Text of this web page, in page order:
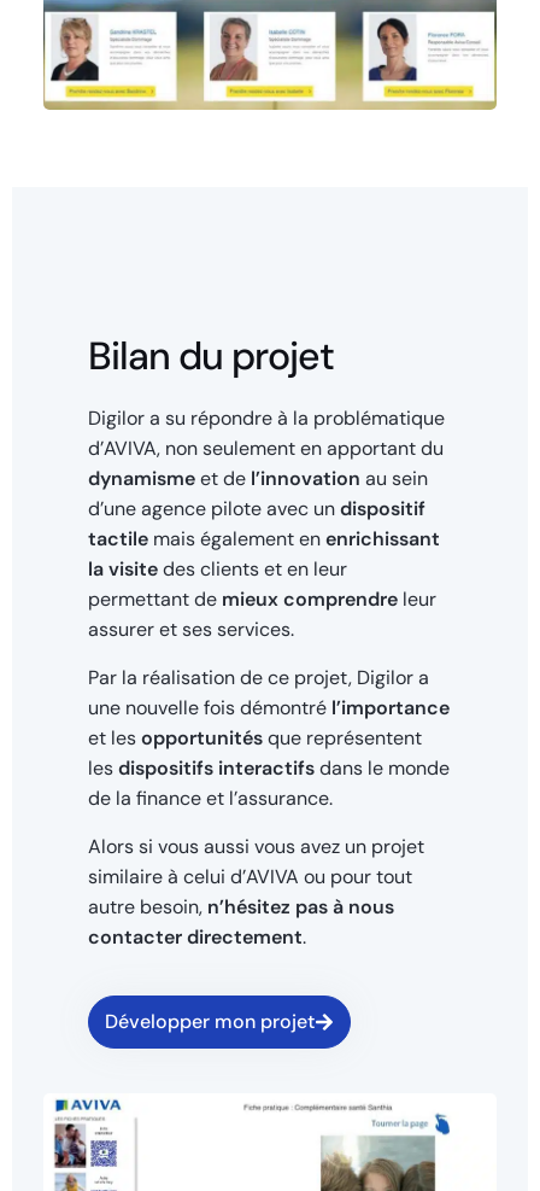
Bilan du projet
Digilor a su répondre à la problématique
d’AVIVA, non seulement en apportant du
dynamismeet de l’innovation au sein
d’une agence pilote avec undispositif
tactile mais également enenrichissant
la visitedes clients et en leur
permettant de mieux comprendre leur
assurer et ses services.
Par la réalisation de ce projet, Digilor a
une nouvelle fois démontré l’importance
et lesopportunitésque représentent
lesdispositifs interactifsdans le monde
de la finance et l’assurance.
Alors si vous aussi vous avez un projet
similaire à celui d’AVIVA ou pour tout
autre besoin, n’hésitez pas à nous
contacter directement.
Développer mon projet